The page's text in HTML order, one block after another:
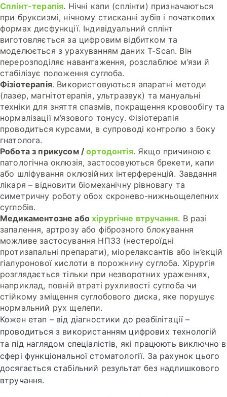
Сплінт-терапія. Нічні капи (сплінти) призначаються
при бруксизмі, нічному стисканні зубів і початкових
формах дисфункції. Індивідуальний сплінт
виготовляється за цифровим відбитком та
моделюється з урахуванням даних T-Scan. Він
перерозподіляє навантаження, розслаблює м’язи й
стабілізує положення суглоба.
Фізіотерапія. Використовуються апаратні методи
(лазер, магнітотерапія, ультразвук) та мануальні
техніки для зняття спазмів, покращення кровообігу та
нормалізації м’язового тонусу. Фізіотерапія
проводиться курсами, в супроводі контролю з боку
гнатолога.
Робота з прикусом /ортодонтія. Якщо причиною є
патологічна оклюзія, застосовуються брекети, капи
або шліфування оклюзійних інтерференцій. Завдання
лікаря – відновити біомеханічну рівновагу та
симетричну роботу обох скронево-нижньощелепних
суглобів.
Медикаментозне абохірургічне втручання. В разі
запалення, артрозу або фіброзного блокування
можливе застосування НПЗЗ (нестероїдні
протизапальні препарати), міорелаксантів або ін’єкцій
гіалуронової кислоти в порожнину суглоба. Хірургія
розглядається тільки при незворотних ураженнях,
наприклад, повній втраті рухливості суглоба чи
стійкому зміщення суглобового диска, яке порушує
нормальний рух щелепи.
Кожен етап – від діагностики до реабілітації –
проводиться з використанням цифрових технологій
та під наглядом спеціалістів, які працюють виключно в
сфері функціональної стоматології. За рахунок цього
досягається стабільний результат без надлишкового
втручання.